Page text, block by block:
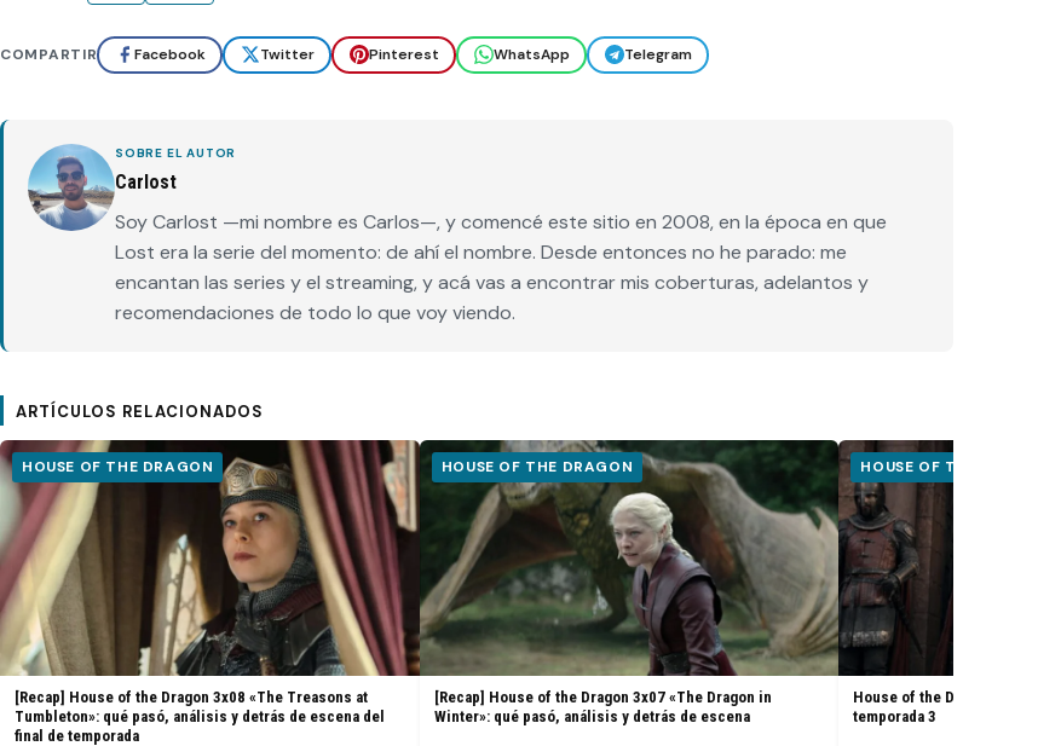
COMPARTIR Facebook Twitter Pinterest WhatsApp Telegram
SOBRE EL AUTOR
Carlost
Soy Carlost —mi nombre es Carlos—, y comencé este sitio en 2008, en la época en que
Lost era la serie del momento: de ahí el nombre. Desde entonces no he parado: me
encantan las series y el streaming, y acá vas a encontrar mis coberturas, adelantos y
recomendaciones de todo lo que voy viendo.
ARTÍCULOS RELACIONADOS
HOUSE OF THE DRAGON
[Recap] House of the Dragon 3x08 «The Treasons at
Tumbleton»: qué pasó, análisis y detrás de escena del
final de temporada
HOUSE OF THE DRAGON
[Recap] House of the Dragon 3x07 «The Dragon in
Winter»: qué pasó, análisis y detrás de escena
HOUSE OF THE
House of the Dragon 3x08:
temporada 3